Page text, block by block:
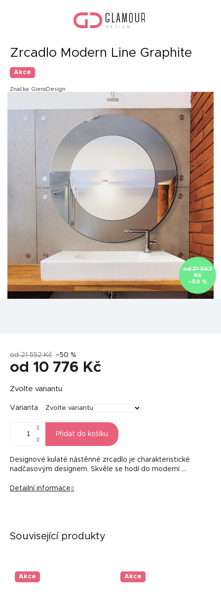
Zrcadlo Modern Line Graphite
Akce
Značka: GieraDesign
od 21 552
Kč
–50 %
od 21 552 Kč –50 %
od 10 776 Kč
cena:
Zvolte variantu
Varianta
Přidat do košíku
Designové kulaté nástěnné zrcadlo je charakteristické
nadčasovým designem. Skvěle se hodí do moderní …
Detailní informace
Související produkty
Akce Akce